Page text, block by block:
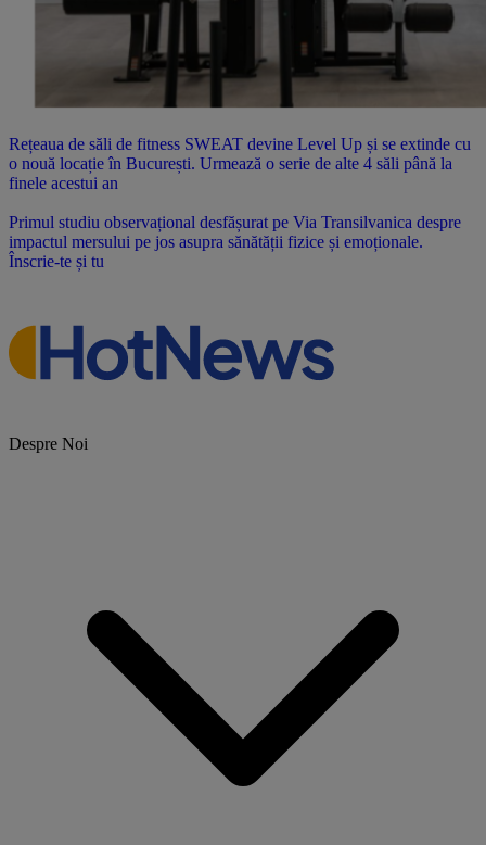
Rețeaua de săli de fitness SWEAT devine Level Up și se extinde cu
o nouă locație în București. Urmează o serie de alte 4 săli până la
finele acestui an
Primul studiu observațional desfășurat pe Via Transilvanica despre
impactul mersului pe jos asupra sănătății fizice și emoționale.
Înscrie-te și tu
Despre Noi